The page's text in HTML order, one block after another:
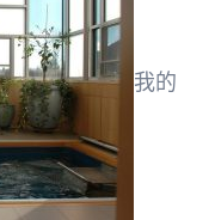
我的